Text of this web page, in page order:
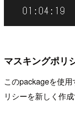
マスキングポリ
このpackageを使
リシーを新しく作